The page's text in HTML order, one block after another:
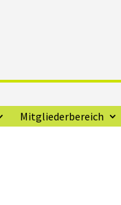
Mitgliederbereich